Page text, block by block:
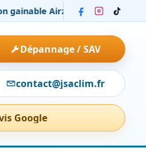
Airzone chez un
Dépannage / SAV
contact@jsaclim.fr
Google